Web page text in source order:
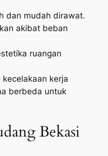
dan mudah dirawat.
akibat beban
ruangan
kerja
berbeda untuk
Bekasi